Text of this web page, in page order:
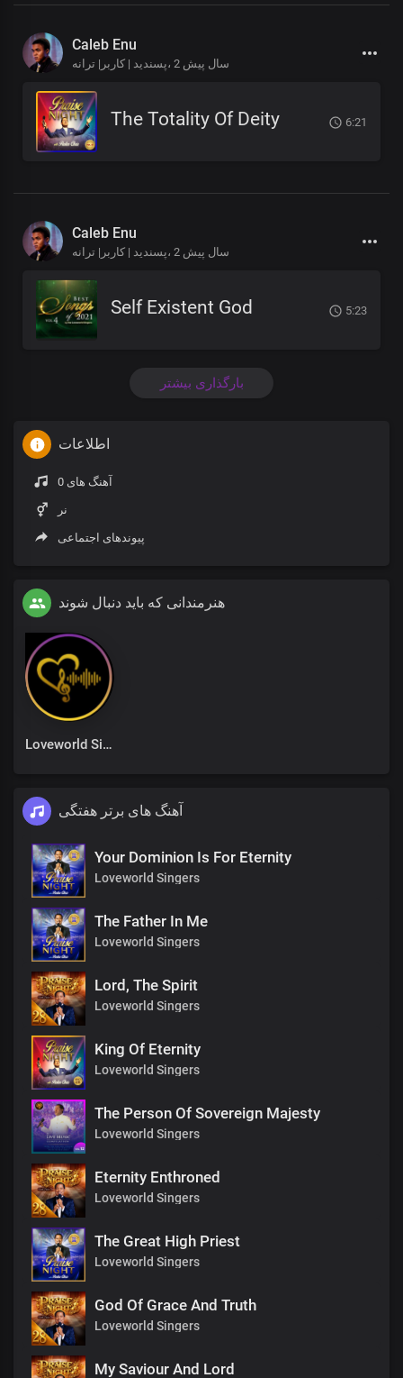
Caleb Enu
پسندید | کاربر| ترانه، 2 سال پیش
The Totality Of Deity 6:21
Caleb Enu
پسندید | کاربر| ترانه، 2 سال پیش
Self Existent God 5:23
بارگذاری بیشتر
اطلاعات
0 آهنگ های
نر
پیوندهای اجتماعی
هنرمندانی که باید دنبال شوند
Loveworld Singers
آهنگ های برتر هفتگی
Your Dominion Is For Eternity
Loveworld Singers
The Father In Me
Loveworld Singers
Lord, The Spirit
Loveworld Singers
King Of Eternity
Loveworld Singers
The Person Of Sovereign Majesty
Loveworld Singers
Eternity Enthroned
Loveworld Singers
The Great High Priest
Loveworld Singers
God Of Grace And Truth
Loveworld Singers
My Saviour And Lord